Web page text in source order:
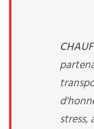
stress,